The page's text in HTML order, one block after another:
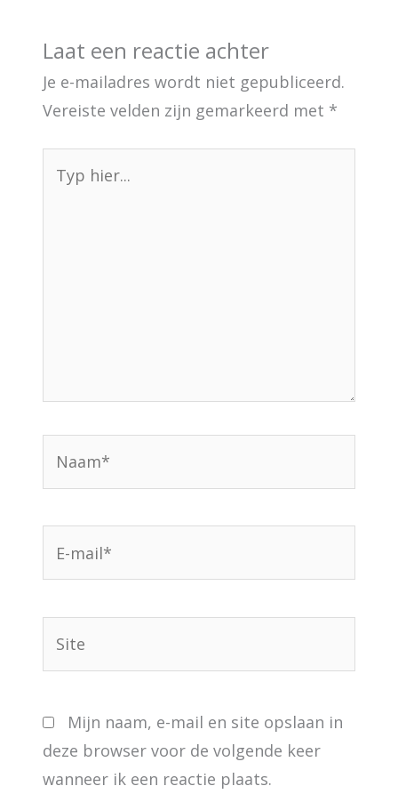
Laat een reactie achter
Je e-mailadres wordt niet gepubliceerd.
Vereiste velden zijn gemarkeerd met *
hier...
Mijn naam, e-mail en site opslaan in
deze browser voor de volgende keer
wanneer ik een reactie plaats.